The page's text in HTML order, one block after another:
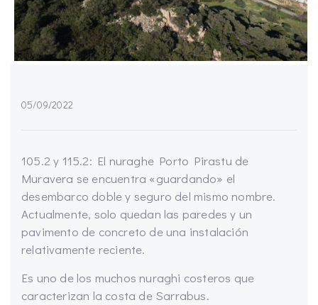
05/09/2022
105.2 y 115.2: El nuraghe Porto Pirastu de
Muravera se encuentra «guardando» el
desembarco doble y seguro del mismo nombre.
Actualmente, solo quedan las paredes y un
pavimento de concreto de una instalación
relativamente reciente.
Es uno de los muchos nuraghi costeros que
caracterizan la costa de Sarrabus.